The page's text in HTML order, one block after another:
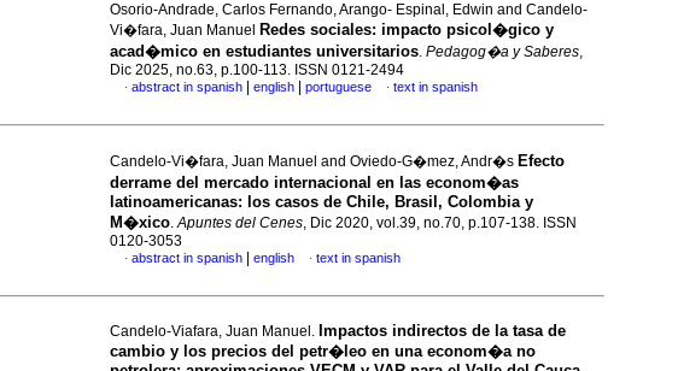
Osorio-Andrade, Carlos Fernando, Arango- Espinal, Edwin and Candelo-
Vi�fara, Juan Manuel
Redes sociales: impacto psicol�gico y
acad�mico en estudiantes universitarios. Pedagog�a y Saberes,
Dic 2025, no.63, p.100-113. ISSN 0121-2494
· abstract in spanish english portuguese · text in spanish
Candelo-Vi�fara, Juan Manuel and Oviedo-G�mez, Andr�s Efecto
derrame del mercado internacional en las econom�as
latinoamericanas: los casos de Chile, Brasil, Colombia y
M�xico.Apuntes del Cenes, Dic 2020, vol.39, no.70, p.107-138. ISSN
0120-3053
· abstract in spanish english · text in spanish
Candelo-Viafara, Juan Manuel. Impactos indirectos de la tasa de
cambio y los precios del petr�leo en una econom�a no